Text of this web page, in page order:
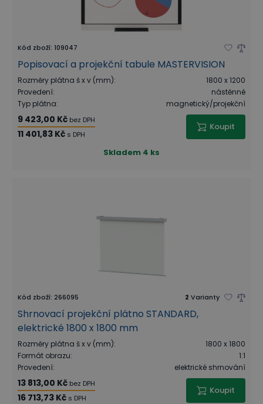
Kód zboží: 109047
Popisovací a projekční tabule MASTERVISION
Rozměry plátna š x v (mm):
1800 x 1200
Provedení:
nástěnné
Typ plátna: magnetický/projekční
9 423,00 Kč bez DPH
11 401,83 Kč s DPH
Koupit
Skladem 4 ks
Kód zboží: 266095 2 Varianty
Shrnovací projekční plátno STANDARD,
elektrické 1800 x 1800 mm
Rozměry plátna š x v (mm):
1800 x 1800
Formát obrazu:
1:1
Provedení: elektrické shrnování
13 813,00 Kč bez DPH
16 713,73 Kč s DPH
Koupit